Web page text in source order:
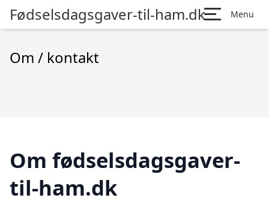
Fødselsdagsgaver-til-ham.dk Menu
Om / kontakt
Om fødselsdagsgaver-
til-ham.dk